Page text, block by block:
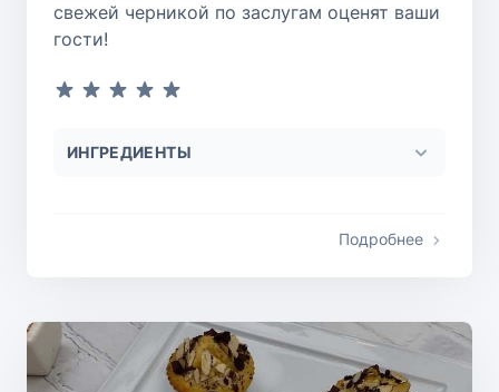
свежей черникой по заслугам оценят ваши
гости!
ИНГРЕДИЕНТЫ
Подробнее